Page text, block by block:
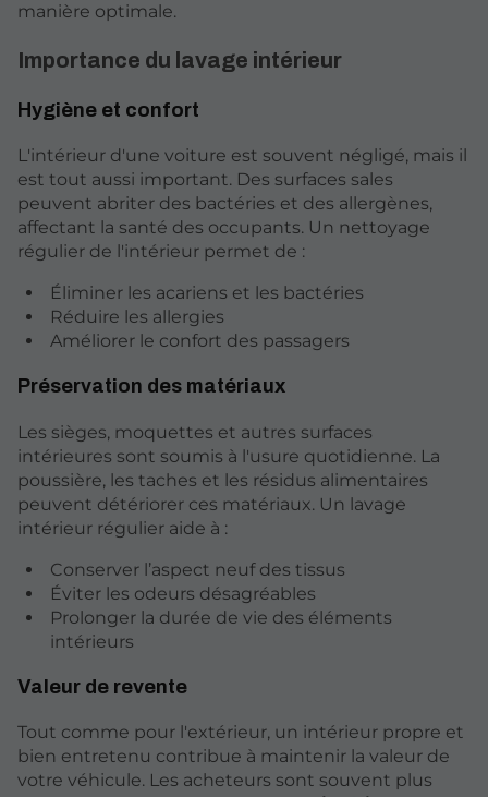
manière optimale.
Importance du lavage intérieur
Hygiène et confort
L'intérieur d'une voiture est souvent négligé, mais il
est tout aussi important. Des surfaces sales
peuvent abriter des bactéries et des allergènes,
affectant la santé des occupants. Un nettoyage
régulier de l'intérieur permet de :
Éliminer les acariens et les bactéries
Réduire les allergies
Améliorer le confort des passagers
Préservation des matériaux
Les sièges, moquettes et autres surfaces
intérieures sont soumis à l'usure quotidienne. La
poussière, les taches et les résidus alimentaires
peuvent détériorer ces matériaux. Un lavage
intérieur régulier aide à :
Conserver l’aspect neuf des tissus
Éviter les odeurs désagréables
Prolonger la durée de vie des éléments
intérieurs
Valeur de revente
Tout comme pour l'extérieur, un intérieur propre et
bien entretenu contribue à maintenir la valeur de
votre véhicule. Les acheteurs sont souvent plus